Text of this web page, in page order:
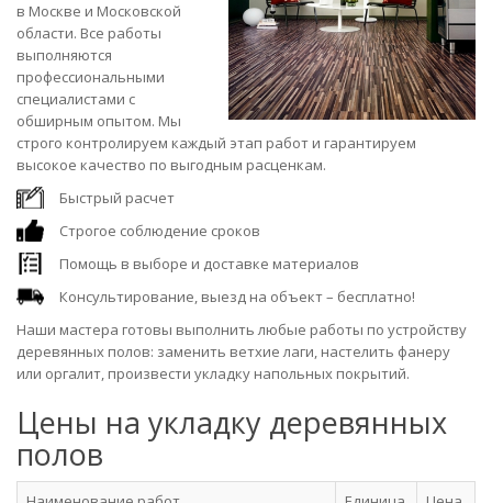
в Москве и Московской
области. Все работы
выполняются
профессиональными
специалистами с
обширным опытом. Мы
строго контролируем каждый этап работ и гарантируем
высокое качество по выгодным расценкам.
Быстрый расчет
Строгое соблюдение сроков
Помощь в выборе и доставке материалов
Консультирование, выезд на объект – бесплатно!
Наши мастера готовы выполнить любые работы по устройству
деревянных полов: заменить ветхие лаги, настелить фанеру
или оргалит, произвести укладку напольных покрытий.
Цены на укладку деревянных
полов